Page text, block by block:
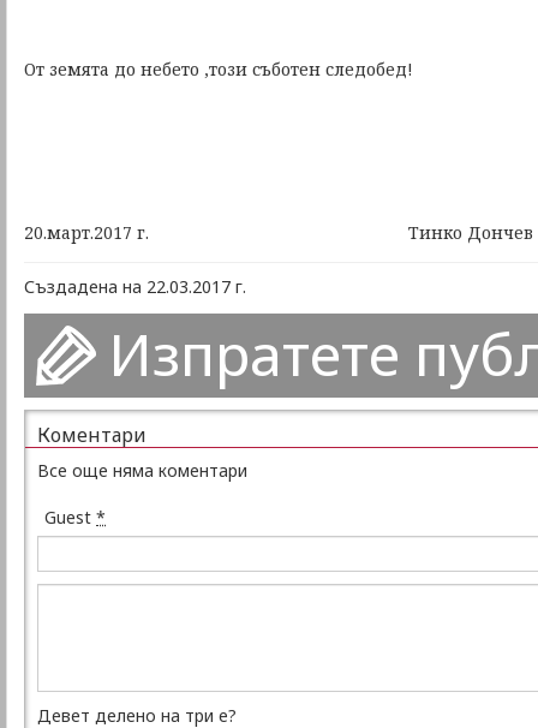
От земята до небето ,този съботен следобед!
20.март.2017 г. Тинко Дончев
Създадена на 22.03.2017 г.
Изпратете
Коментари
Все още няма коментари
Guest *
Девет делено на три е?